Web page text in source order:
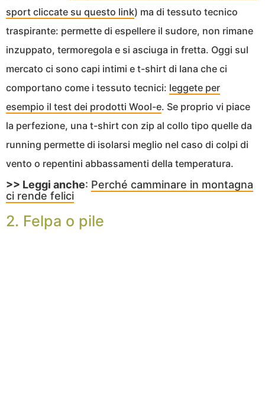
sport cliccate su questo link) ma di tessuto tecnico
traspirante: permette di espellere il sudore, non rimane
inzuppato, termoregola e si asciuga in fretta. Oggi sul
mercato ci sono capi intimi e t-shirt di lana che ci
comportano come i tessuto tecnici: leggete per
esempio il test dei prodotti Wool-e. Se proprio vi piace
la perfezione, una t-shirt con zip al collo tipo quelle da
running permette di isolarsi meglio nel caso di colpi di
vento o repentini abbassamenti della temperatura.
>> Leggi anche: Perché camminare in montagna
ci rende felici
2. Felpa o pile